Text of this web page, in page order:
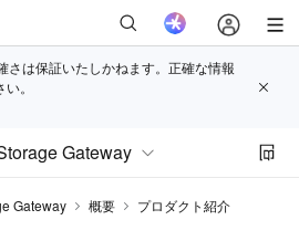
さは保証いたしかねます。正確な情報
。
Gateway
Gateway 概要
プロダクト紹介